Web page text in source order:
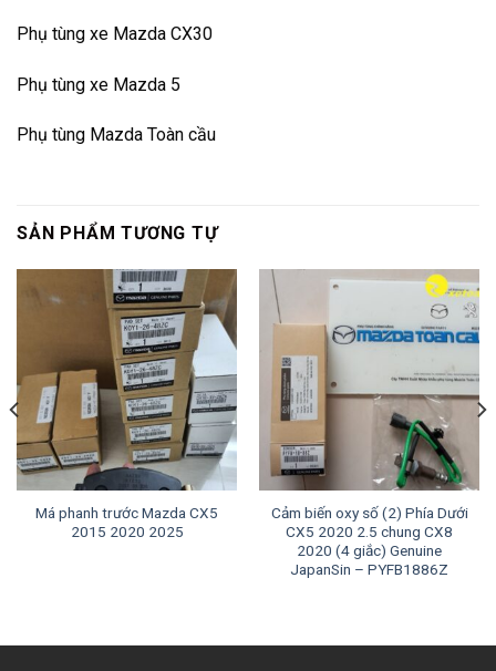
Phụ tùng xe Mazda CX30
Phụ tùng xe Mazda 5
Phụ tùng Mazda Toàn cầu
SẢN PHẨM TƯƠNG TỰ
Má phanh trước Mazda CX5
2015 2020 2025
Cảm biến oxy số (2) Phía Dưới
CX5 2020 2.5 chung CX8
2020 (4 giắc) Genuine
JapanSin – PYFB1886Z